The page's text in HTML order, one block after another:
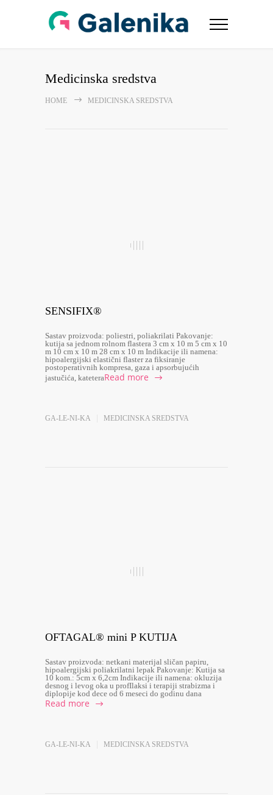
Medicinska sredstva
HOME MEDICINSKA SREDSTVA
SENSIFIX®
Sastav proizvoda: poliestri, poliakrilati Pakovanje:
kutija sa jednom rolnom flastera 3 cm x 10 m 5 cm x 10
m 10 cm x 10 m 28 cm x 10 m Indikacije ili namena:
hipoalergijski elastični flaster za fiksiranje
postoperativnih kompresa, gaza i apsorbujućih
jastučića, kateteraRead more
GA-LE-NI-KA MEDICINSKA SREDSTVA
OFTAGAL® mini P KUTIJA
Sastav proizvoda: netkani materijal sličan papiru,
hipoalergijski poliakrilatni lepak Pakovanje: Kutija sa
10 kom.: 5cm x 6,2cm Indikacije ili namena: okluzija
desnog i levog oka u profIlaksi i terapiji strabizma i
diplopije kod dece od 6 meseci do godinu dana
Read more
GA-LE-NI-KA MEDICINSKA SREDSTVA